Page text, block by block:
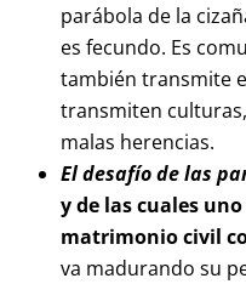
parábola de la
es fecundo. Es
también transmite
transmiten
malas herencias.
El desafío de las
y de las cuales
matrimonio civil
va madurando su